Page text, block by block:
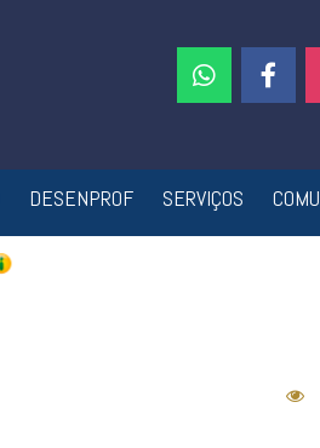
DESENPROF SERVIÇOS